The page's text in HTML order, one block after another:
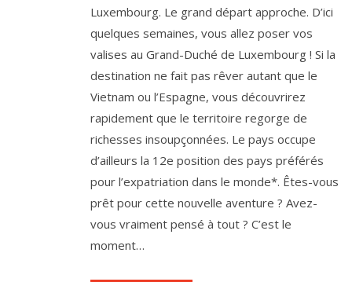
Luxembourg. Le grand départ approche. D’ici
quelques semaines, vous allez poser vos
valises au Grand-Duché de Luxembourg ! Si la
destination ne fait pas rêver autant que le
Vietnam ou l’Espagne, vous découvrirez
rapidement que le territoire regorge de
richesses insoupçonnées. Le pays occupe
d’ailleurs la 12e position des pays préférés
pour l’expatriation dans le monde*. Êtes-vous
prêt pour cette nouvelle aventure ? Avez-
vous vraiment pensé à tout ? C’est le
moment…